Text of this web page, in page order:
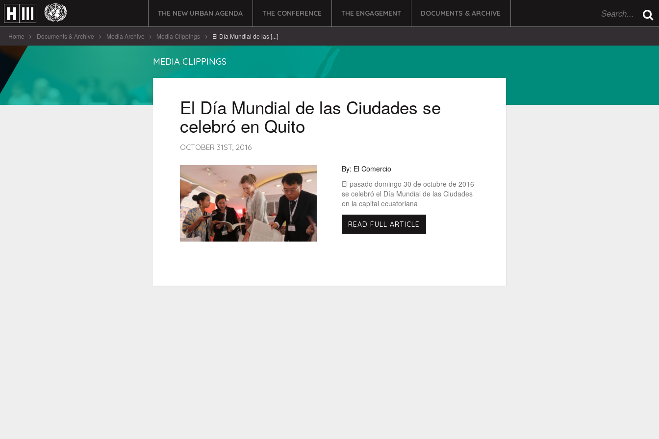
THE NEW URBAN AGENDA THE CONFERENCE THE ENGAGEMENT DOCUMENTS & ARCHIVE
Home Documents & Archive Media Archive Media Clippings El Día Mundial de las [...]
MEDIA CLIPPINGS
El Día Mundial de las Ciudades se
celebró en Quito
OCTOBER 31ST, 2016
By: El Comercio
El pasado domingo 30 de octubre de 2016
se celebró el Día Mundial de las Ciudades
en la capital ecuatoriana
READ FULL ARTICLE